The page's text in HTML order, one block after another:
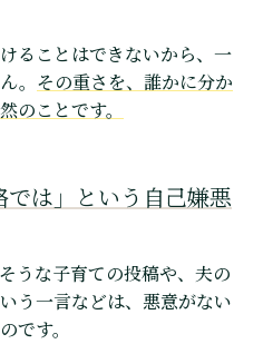
ることはできないから、一
。 その重さを、誰かに分か
のことです。
は」という自己嫌悪
うな子育ての投稿や、夫の
う一言などは、悪意がない
です。